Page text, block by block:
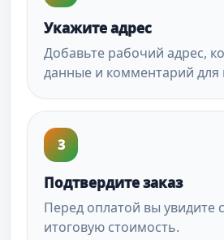
Укажите адрес
Добавьте рабочий адрес,
данные и комментарий для
3
Подтвердите заказ
Перед оплатой вы увидите
итоговую стоимость.